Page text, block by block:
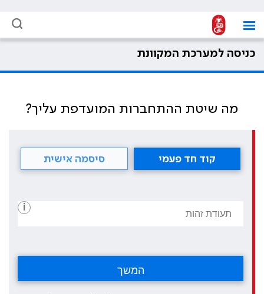
כניסה למערכת המקוונת
מה שיטת ההתחברות המועדפת עליך?
קוד חד פעמי סיסמה אישית
i